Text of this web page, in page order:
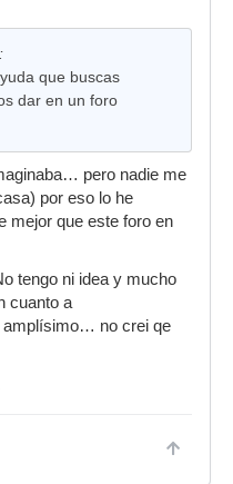
que buscas
dar en un foro
pero nadie me
por eso lo he
mejor que este foro en
tengo ni idea y mucho
cuanto a
amplísimo… no crei qe